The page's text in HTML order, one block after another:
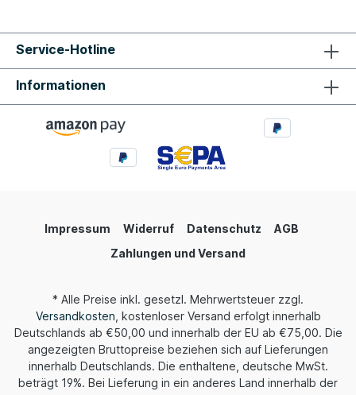
Service-Hotline
Informationen
Impressum Widerruf Datenschutz
AGB
Zahlungen und Versand
* Alle Preise inkl. gesetzl. Mehrwertsteuer zzgl.
Versandkosten , kostenloser Versand erfolgt innerhalb
Deutschlands ab €50,00 und innerhalb der EU ab €75,00. Die
angezeigten Bruttopreise beziehen sich auf Lieferungen
innerhalb Deutschlands. Die enthaltene, deutsche MwSt.
beträgt 19%. Bei Lieferung in ein anderes Land innerhalb der